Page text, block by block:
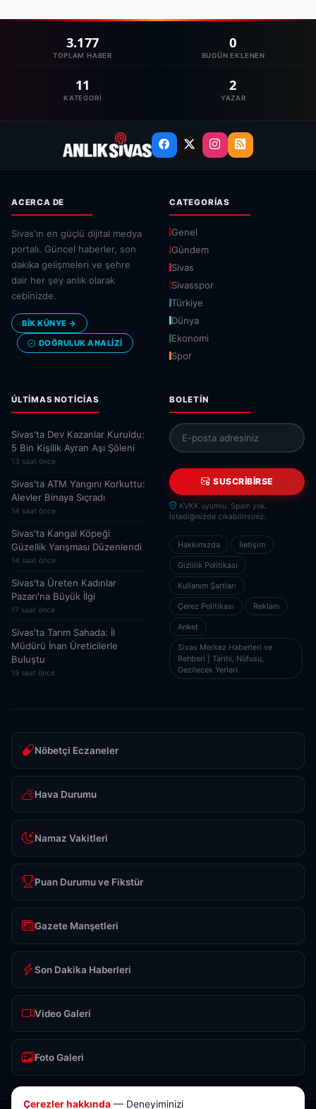
3.177
TOPLAM HABER
0
BUGÜN EKLENEN
11
KATEGORI
2
YAZAR
ACERCA DE
Sivas'ın en güçlü dijital medya
portalı. Güncel haberler, son
dakika gelişmeleri ve şehre
dair her şey anlık olarak
cebinizde.
BİK KÜNYE →
DOĞRULUK ANALIZI
CATEGORÍAS
Genel
Gündem
Sivas
Sivasspor
Türkiye
Dünya
Ekonomi
Spor
ÚLTIMAS NOTICIAS
Sivas'ta Dev Kazanlar Kuruldu:
5 Bin Kişilik Ayran Aşı Şöleni
13 saat önce
Sivas'ta ATM Yangını Korkuttu:
Alevler Binaya Sıçradı
14 saat önce
Sivas'ta Kangal Köpeği
Güzellik Yarışması Düzenlendi
14 saat önce
Sivas'ta Üreten Kadınlar
Pazarı'na Büyük İlgi
17 saat önce
Sivas'ta Tarım Sahada: İl
Müdürü İnan Üreticilerle
Buluştu
19 saat önce
BOLETÍN
SUSCRIBIRSE
KVKK uyumlu. Spam yok.
İstediğinizde çıkabilirsiniz.
Hakkımızda İletişim
Gizlilik Politikası
Kullanım Şartları
Çerez Politikası Reklam
Anket
Sivas Merkez Haberleri ve
Rehberi | Tarihi, Nüfusu,
Gezilecek Yerleri
Nöbetçi Eczaneler
Hava Durumu
Namaz Vakitleri
Puan Durumu ve Fikstür
Gazete Manşetleri
Son Dakika Haberleri
Video Galeri
Foto Galeri
Çerezler hakkında — Deneyiminizi